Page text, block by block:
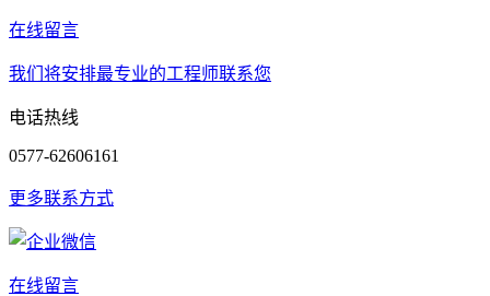
在线留言
我们将安排最专业的工程师联系您
电话热线
0577-62606161
更多联系方式
在线留言